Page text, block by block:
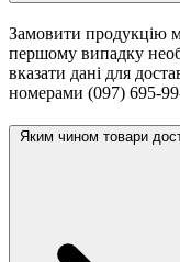
Замовити продукцію
першому випадку
вказати дані для
номерами (097) 695-
Яким чином товари